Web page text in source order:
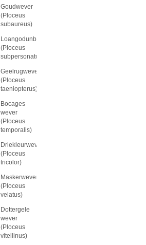
Goudwever
(Ploceus
subaureus)
Loangodunbekwever
(Ploceus
subpersonatus)
Geelrugwever
(Ploceus
taeniopterus)
Bocages
wever
(Ploceus
temporalis)
Driekleurwever
(Ploceus
tricolor)
Maskerwever
(Ploceus
velatus)
Dottergele
wever
(Ploceus
vitellinus)